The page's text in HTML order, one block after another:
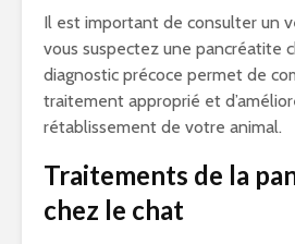
Il est important de consulter un
vous suspectez une pancréatite
diagnostic précoce permet de
traitement approprié et
rétablissement de votre animal.
Traitements de la
chez le chat